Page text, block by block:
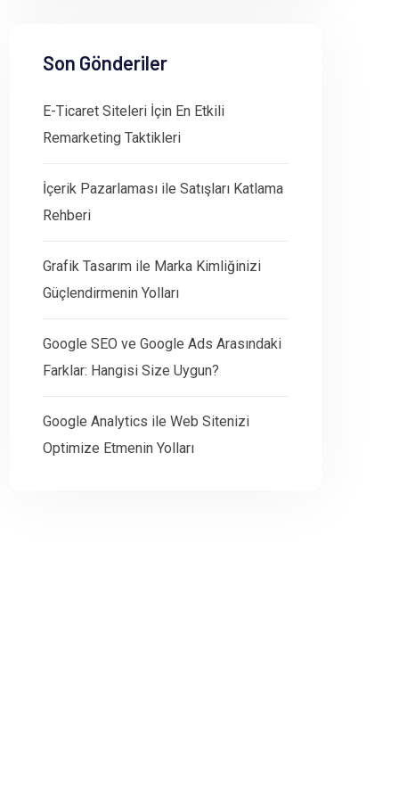
Son Gönderiler
E-Ticaret Siteleri İçin En Etkili
Remarketing Taktikleri
İçerik Pazarlaması ile Satışları Katlama
Rehberi
Grafik Tasarım ile Marka Kimliğinizi
Güçlendirmenin Yolları
Google SEO ve Google Ads Arasındaki
Farklar: Hangisi Size Uygun?
Google Analytics ile Web Sitenizi
Optimize Etmenin Yolları